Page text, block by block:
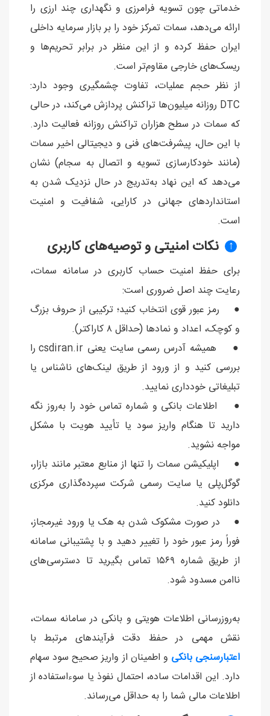
خدماتی چون تسویه فرامرزی و نگهداری چند ارزی را
ارائه می‌دهد، سمات تمرکز خود را بر بازار سرمایه داخلی
ایران حفظ کرده و از این منظر در برابر تحریم‌ها و
ریسک‌های خارجی مقاوم‌تر است.
از نظر حجم عملیات، تفاوت چشمگیری وجود دارد:
DTC روزانه میلیون‌ها تراکنش پردازش می‌کند، در حالی
که سمات در سطح هزاران تراکنش روزانه فعالیت دارد.
با این حال، پیشرفت‌های فنی و دیجیتالی اخیر سمات
(مانند خودکارسازی تسویه و اتصال به سجام) نشان
می‌دهد که این نهاد به‌تدریج در حال نزدیک شدن به
استانداردهای جهانی در کارایی، شفافیت و امنیت
است.
↑ نکات امنیتی و توصیه‌های کاربری
برای حفظ امنیت حساب کاربری در سامانه سمات،
رعایت چند اصل ضروری است:
● رمز عبور قوی انتخاب کنید؛ ترکیبی از حروف بزرگ
و کوچک، اعداد و نمادها (حداقل ۸ کاراکتر).
● همیشه آدرس رسمی سایت یعنی csdiran.ir را
بررسی کنید و از ورود از طریق لینک‌های ناشناس یا
تبلیغاتی خودداری نمایید.
● اطلاعات بانکی و شماره تماس خود را به‌روز نگه
دارید تا هنگام واریز سود یا تأیید هویت با مشکل
مواجه نشوید.
● اپلیکیشن سمات را تنها از منابع معتبر مانند بازار،
گوگل‌پلی یا سایت رسمی شرکت سپرده‌گذاری مرکزی
دانلود کنید.
● در صورت مشکوک شدن به هک یا ورود غیرمجاز،
فوراً رمز عبور خود را تغییر دهید و با پشتیبانی سامانه
از طریق شماره ۱۵۶۹ تماس بگیرید تا دسترسی‌های
ناامن مسدود شود.
به‌روزرسانی اطلاعات هویتی و بانکی در سامانه سمات،
نقش مهمی در حفظ دقت فرآیندهای مرتبط با
اعتبارسنجی بانکی و اطمینان از واریز صحیح سود سهام
دارد. این اقدامات ساده، احتمال نفوذ یا سوءاستفاده از
اطلاعات مالی شما را به حداقل می‌رساند.